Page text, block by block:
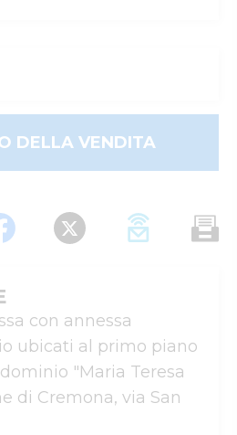
DELLA VENDITA
con annessa
ubicati al primo piano
"Maria Teresa
di Cremona, via San